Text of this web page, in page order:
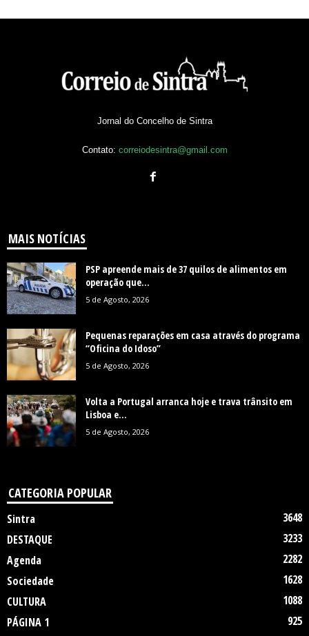
Jornal do Concelho de Sintra
Contato: correiodesintra@gmail.com
MAIS NOTÍCIAS
PSP apreende mais de 37 quilos de alimentos em
operação que...
5 de Agosto, 2026
Pequenas reparações em casa através do programa
“Oficina do Idoso”
5 de Agosto, 2026
Volta a Portugal arranca hoje e trava trânsito em
Lisboa e...
5 de Agosto, 2026
CATEGORIA POPULAR
Sintra
3648
DESTAQUE
3233
Agenda
2282
Sociedade
1628
CULTURA
1088
PÁGINA 1
925